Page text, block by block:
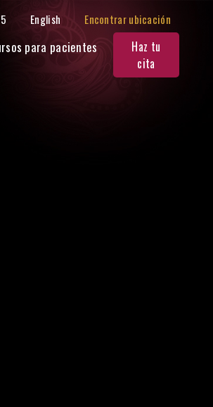
English Encontrar ubicación
para pacientes
Haz tu
cita